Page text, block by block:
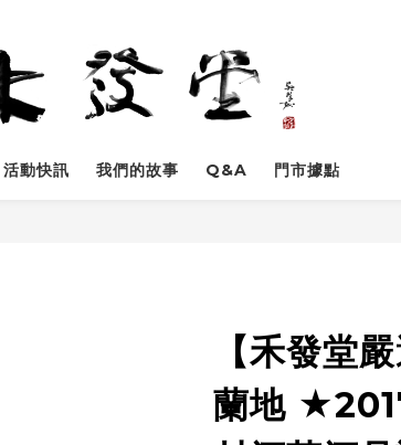
活動快訊 我們的故事 Q&A 門市據點
【禾發堂
蘭地